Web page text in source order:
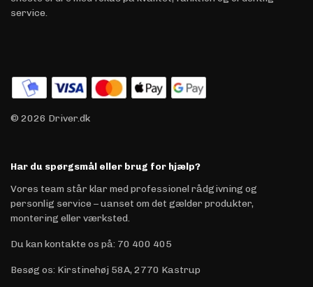
service.
© 2026 Driver.dk
Har du spørgsmål eller brug for hjælp?
Vores team står klar med professionel rådgivning og
personlig service – uanset om det gælder produkter,
montering eller værksted.
Du kan kontakte os på: 70 400 405
Besøg os: Kirstinehøj 58A, 2770 Kastrup